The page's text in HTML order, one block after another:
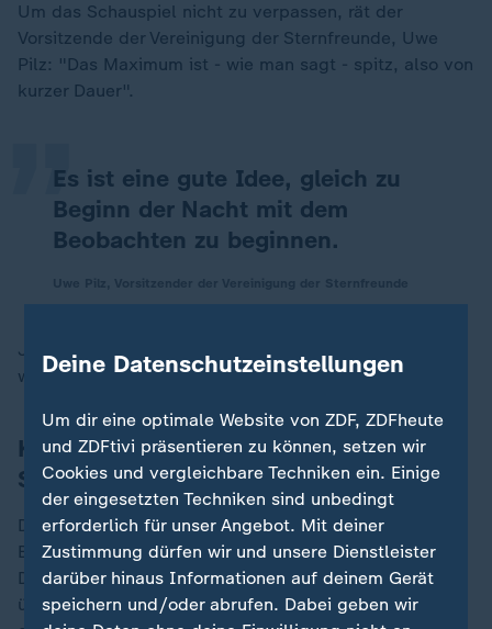
Um das Schauspiel nicht zu verpassen, rät der
Vorsitzende der Vereinigung der Sternfreunde, Uwe
Pilz: "Das Maximum ist - wie man sagt - spitz, also von
kurzer Dauer".
Es ist eine gute Idee, gleich zu
Beginn der Nacht mit dem
Beobachten zu beginnen.
„
Je später es sei, desto weniger Sternschnuppen seien
wahrscheinlich zu entdecken, warnte Pilz.
Kosmische Staubwolke verursacht
Sternschnuppen
Der Ausstrahlungspunkt befindet sich im Sternbild
Bootes, weshalb man auch von Bootiden spricht.
Dieser Punkt stehe bei Beginn der Nacht nur knapp
über dem Horizont in nord-nord-westlicher Richtung,
Deine Datenschutzeinstellungen
Um dir eine optimale Website von ZDF, ZDFheute
und ZDFtivi präsentieren zu können, setzen wir
Cookies und vergleichbare Techniken ein. Einige
der eingesetzten Techniken sind unbedingt
erforderlich für unser Angebot. Mit deiner
Zustimmung dürfen wir und unsere Dienstleister
darüber hinaus Informationen auf deinem Gerät
speichern und/oder abrufen. Dabei geben wir